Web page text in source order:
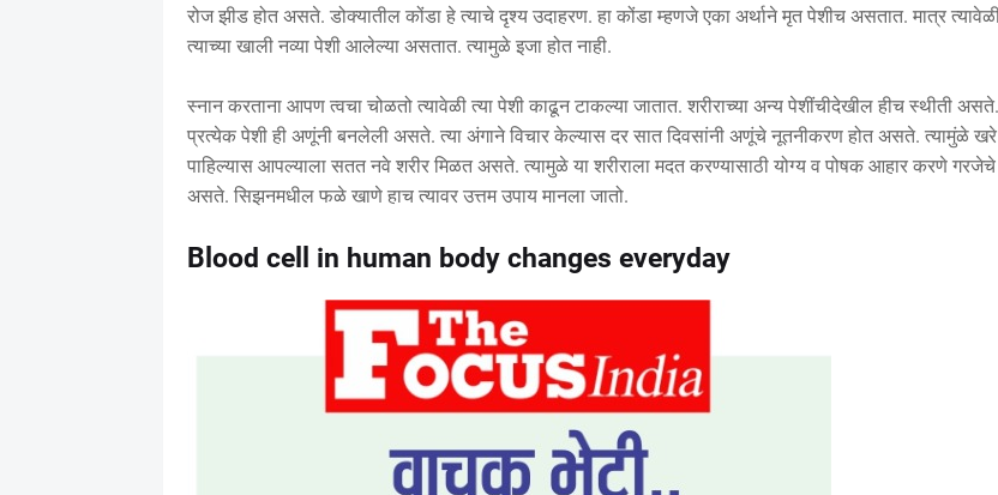
रोज झीड होत असते. डोक्यातील कोंडा हे त्याचे दृश्य उदाहरण. हा कोंडा म्हणजे एका अर्थाने मृत पेशीच असतात. मात्र
त्याच्या खाली नव्या पेशी आलेल्या असतात. त्यामुळे इजा होत नाही.
स्नान करताना आपण त्वचा चोळतो त्यावेळी त्या पेशी काढून टाकल्या जातात. शरीराच्या अन्य पेशींचीदेखील हीच स्थीती असते.
प्रत्येक पेशी ही अणूंनी बनलेली असते. त्या अंगाने विचार केल्यास दर सात दिवसांनी अणूंचे नूतनीकरण होत असते. त्यामुंळे खरे
पाहिल्यास आपल्याला सतत नवे शरीर मिळत असते. त्यामुळे या शरीराला मदत करण्यासाठी योग्य व पोषक आहार करणे गरजेचे
असते. सिझनमधील फळे खाणे हाच त्यावर उत्तम उपाय मानला जातो.
Blood cell in human body changes everyday